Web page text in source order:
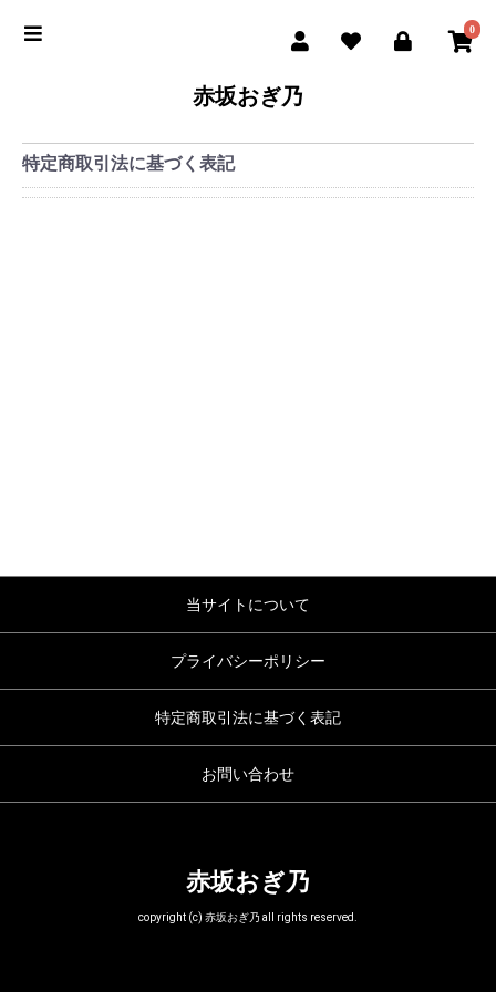
0
赤坂おぎ乃
特定商取引法に基づく表記
当サイトについて
プライバシーポリシー
特定商取引法に基づく表記
お問い合わせ
赤坂おぎ乃
copyright (c) 赤坂おぎ乃 all rights reserved.